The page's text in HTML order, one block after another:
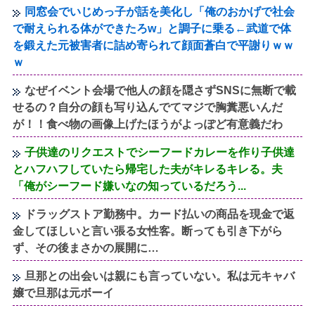
同窓会でいじめっ子が話を美化し「俺のおかげで社会
で耐えられる体ができたろw」と調子に乗る←武道で体
を鍛えた元被害者に詰め寄られて顔面蒼白で平謝りｗｗ
ｗ
なぜイベント会場で他人の顔を隠さずSNSに無断で載
せるの？自分の顔も写り込んでてマジで胸糞悪いんだ
が！！食べ物の画像上げたほうがよっぽど有意義だわ
子供達のリクエストでシーフードカレーを作り子供達
とハフハフしていたら帰宅した夫がキレるキレる。夫
「俺がシーフード嫌いなの知っているだろう...
ドラッグストア勤務中。カード払いの商品を現金で返
金してほしいと言い張る女性客。断っても引き下がら
ず、その後まさかの展開に…
旦那との出会いは親にも言っていない。私は元キャバ
嬢で旦那は元ボーイ